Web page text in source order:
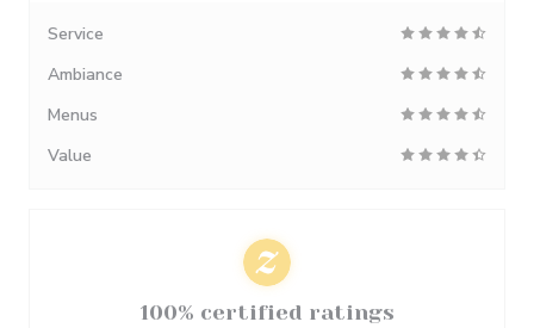
Service
Ambiance
Menus
Value
100% certified ratings